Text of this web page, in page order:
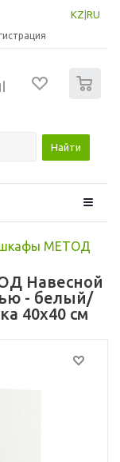
KZ RU
Найти
шкафы МЕТОД
Навесной
- белый/
40x40 см